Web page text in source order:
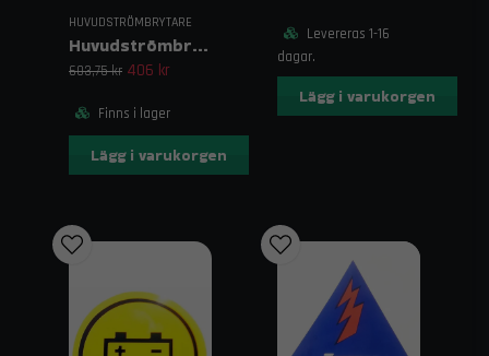
Klassiska sportbilar
hos Trendab idag – och få pålitlig
kraft, säkerhet och prestanda för ditt fordon. Med vårt sortiment
kan du optimera allt från tävlingsbilen till hobbyprojektet.
Relaterade sökord:
bilbatteri motorsport, AGM bilbatteri, litiumbatteri bil,
HUVUDSTRÖMBRYTARE
Huvudströmbrytare med Nyckel
603,75 kr 406 kr
Finns i lager
Lägg i varukorgen
Levereras 1-16
dagar.
Lägg i varukorgen